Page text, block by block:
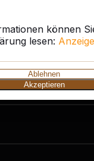
können
lesen:
Ablehnen
Akzeptieren